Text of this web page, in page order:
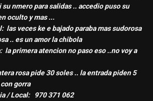
nmero para salidas .. accedio puso su
oculto y mas ...
las veces ke e bajado paraba mas sudorosa
.. es un amor la chibola
la primera atencion no paso eso ..no voy a
rosa pide 30 soles .. la entrada piden 5
gorra
/ Local: 970 371 062